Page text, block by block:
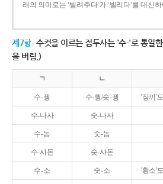
래의 의미로는 ‘빌려주다’가 ‘빌리다’를 대신
제7항 수컷을 이르는 접두사는 '수-'로 통일
을 버림.)
ㄱ ㄴ
수-꿩 수-퀑/숫-꿩 '장끼'
수-나사 숫-나사
수-놈 숫-놈
수-사돈 숫-사돈
수-소 숫-소 '황소'